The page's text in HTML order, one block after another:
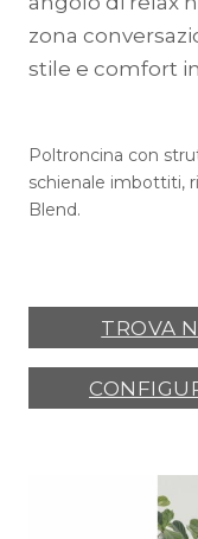
zona
stile e comfort
Poltroncina con
schienale imbottiti,
Blend.
TROVA